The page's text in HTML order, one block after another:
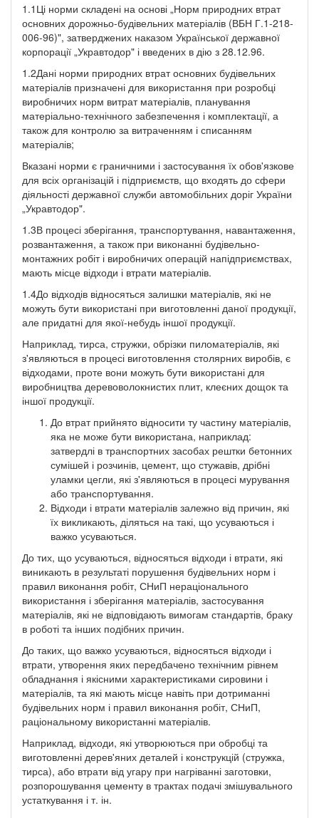
1.1Ці норми складені на основі „Норм природних втрат
основних дорожньо-будівельних матеріалів (ВБН Г.1-218-
006-96)", затверджених наказом Української державної
корпорації „Укравтодор" і введених в дію з 28.12.96.
1.2Дані норми природних втрат основних будівельних
матеріалів призначені для використання при розробці
виробничих норм витрат матеріалів, планування
матеріально-технічного забезпечення і комплектації, а
також для контролю за витраченням і списанням
матеріалів;
Вказані норми є граничними і застосування їх обов'язкове
для всіх організацій і підприємств, що входять до сфери
діяльності державної служби автомобільних доріг України
„Укравтодор".
1.3В процесі зберігання, транспортування, навантаження,
розвантаження, а також при виконанні будівельно-
монтажних робіт і виробничих операцій напідприємствах,
мають місце відходи і втрати матеріалів.
1.4До відходів відносяться залишки матеріалів, які не
можуть бути використані при виготовленні даної продукції,
але придатні для якої-небудь іншої продукції.
Наприклад, тирса, стружки, обрізки пиломатеріалів, які
з'являються в процесі виготовлення столярних виробів, є
відходами, проте вони можуть бути використані для
виробництва деревоволокнистих плит, клеєних дощок та
іншої продукції.
До втрат прийнято відносити ту частину матеріалів,
яка не може бути використана, наприклад:
затвердлі в транспортних засобах рештки бетонних
сумішей і розчинів, цемент, що стужавів, дрібні
уламки цегли, які з'являються в процесі мурування
або транспортування.
Відходи і втрати матеріалів залежно від причин, які
їх викликають, діляться на такі, що усуваються і
важко усуваються.
До тих, що усуваються, відносяться відходи і втрати, які
виникають в результаті порушення будівельних норм і
правил виконання робіт, СНиП нераціонального
використання і зберігання матеріалів, застосування
матеріалів, які не відповідають вимогам стандартів, браку
в роботі та інших подібних причин.
До таких, що важко усуваються, відносяться відходи і
втрати, утворення яких передбачено технічним рівнем
обладнання і якісними характеристиками сировини і
матеріалів, та які мають місце навіть при дотриманні
будівельних норм і правил виконання робіт, СНиП,
раціональному використанні матеріалів.
Наприклад, відходи, які утворюються при обробці та
виготовленні дерев'яних деталей і конструкцій (стружка,
тирса), або втрати від угару при нагріванні заготовки,
розпорошування цементу в трактах подачі змішувального
устаткування і т. ін.